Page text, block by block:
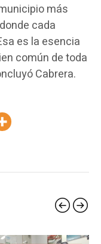
más
cada
es la esencia
común de toda
Cabrera.